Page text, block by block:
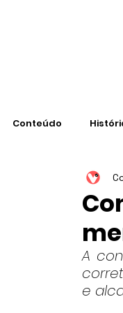
Conteúdo
Empresas de
A
e